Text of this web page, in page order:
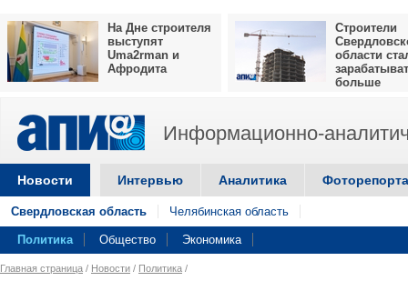
На Дне строителя
выступят
Uma2rman и
Афродита
Строители
области
больше
Информационно-
Новости Интервью Аналитика
Свердловская область Челябинская область
Политика Общество Экономика
Главная страница / Новости / Политика /